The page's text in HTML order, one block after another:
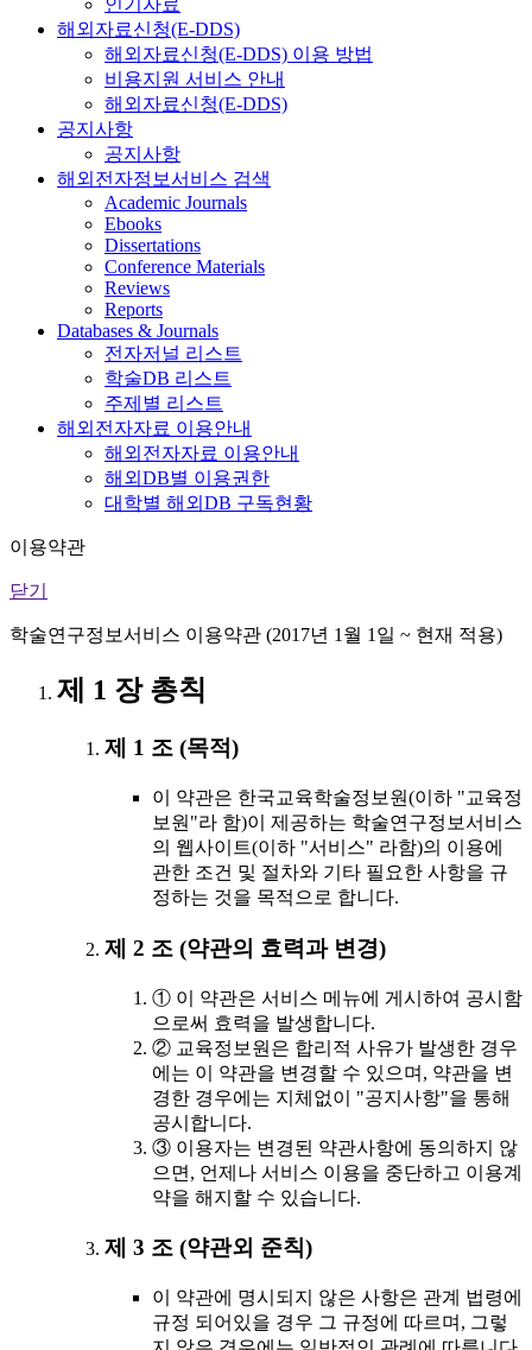
해외자료신청(E-DDS)
해외자료신청(E-DDS) 이용 방법
비용지원 서비스 안내
해외자료신청(E-DDS)
공지사항
공지사항
해외전자정보서비스 검색
Academic Journals
Ebooks
Dissertations
Conference Materials
Reviews
Reports
Databases & Journals
전자저널 리스트
학술DB 리스트
주제별 리스트
해외전자자료 이용안내
해외전자자료 이용안내
해외DB별 이용권한
대학별 해외DB 구독현황
이용약관
닫기
학술연구정보서비스 이용약관 (2017년 1월 1일 ~ 현재 적용)
제 1 장 총칙
제 1 조 (목적)
이 약관은 한국교육학술정보원(이하 "교육정
보원"라 함)이 제공하는 학술연구정보서비스
의 웹사이트(이하 "서비스" 라함)의 이용에
관한 조건 및 절차와 기타 필요한 사항을 규
정하는 것을 목적으로 합니다.
제 2 조 (약관의 효력과 변경)
① 이 약관은 서비스 메뉴에 게시하여 공시함
으로써 효력을 발생합니다.
② 교육정보원은 합리적 사유가 발생한 경우
에는 이 약관을 변경할 수 있으며, 약관을 변
경한 경우에는 지체없이 "공지사항"을 통해
공시합니다.
③ 이용자는 변경된 약관사항에 동의하지 않
으면, 언제나 서비스 이용을 중단하고 이용계
약을 해지할 수 있습니다.
제 3 조 (약관외 준칙)
이 약관에 명시되지 않은 사항은 관계 법령에
규정 되어있을 경우 그 규정에 따르며, 그렇